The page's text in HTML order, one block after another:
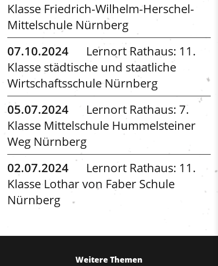
Klasse Friedrich-Wilhelm-Herschel-
Mittelschule Nürnberg
07.10.2024
Lernort Rathaus: 11.
Klasse städtische und staatliche
Wirtschaftsschule Nürnberg
05.07.2024
Lernort Rathaus: 7.
Klasse Mittelschule Hummelsteiner
Weg Nürnberg
02.07.2024
Lernort Rathaus: 11.
Klasse Lothar von Faber Schule
Nürnberg
Weitere Themen